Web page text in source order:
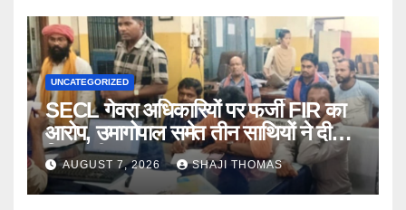
UNCATEGORIZED
SECL गेवरा अधिकारियों पर फर्जी FIR का
आरोप, उमागोपाल समेत तीन साथियों ने दी
गिरफ्तारी।
AUGUST 7, 2026 SHAJI THOMAS